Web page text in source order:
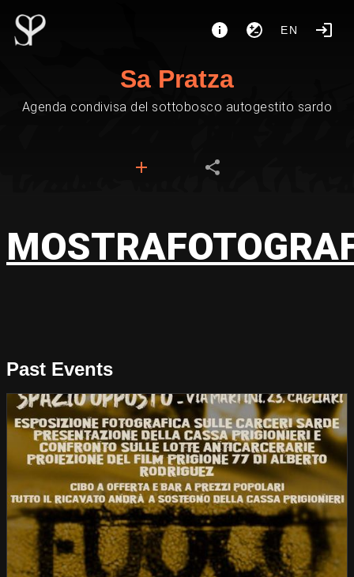
EN
Sa Pratza
Agenda condivisa del sottobosco autogestito sardo
Past Events